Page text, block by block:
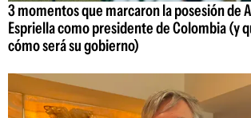
3 momentos que marcaron la posesión de
Espriella como presidente de Colombia (y
cómo será su gobierno)